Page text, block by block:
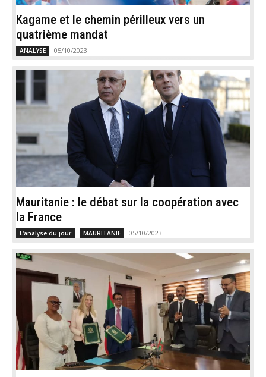
Kagame et le chemin périlleux vers un
quatrième mandat
ANALYSE 05/10/2023
Mauritanie : le débat sur la coopération avec
la France
L'analyse du jour MAURITANIE 05/10/2023